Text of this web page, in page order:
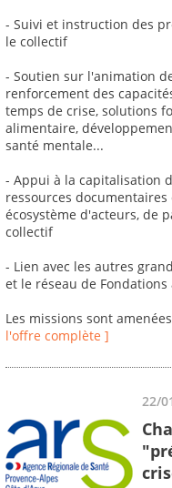
- Suivi et instruction des
le collectif
- Soutien sur l'animation
renforcement des
temps de crise, solutions
alimentaire,
santé mentale...
- Appui à la capitalisation
ressources
écosystème d'acteurs, de
collectif
- Lien avec les autres
et le réseau de Fondations
Les missions sont
l'offre complète ]
22/